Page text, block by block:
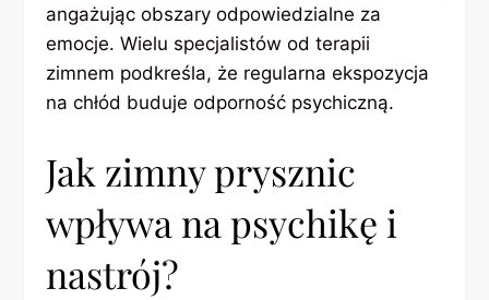
angażując obszary odpowiedzialne za
emocje. Wielu specjalistów od terapii
zimnem podkreśla, że regularna ekspozycja
na chłód buduje odporność psychiczną.
Jak zimny prysznic
wpływa na psychikę i
nastrój?